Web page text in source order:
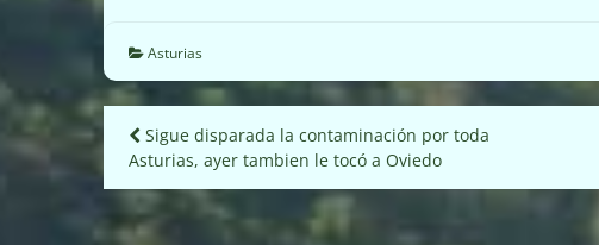
Asturias
Navegación
de
entradas
Sigue disparada la contaminación por toda